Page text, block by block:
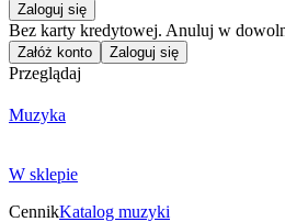
Zaloguj się
Bez karty kredytowej. Anuluj w
Załóż konto Zaloguj się
Przeglądaj
Muzyka
W sklepie
CennikKatalog muzyki